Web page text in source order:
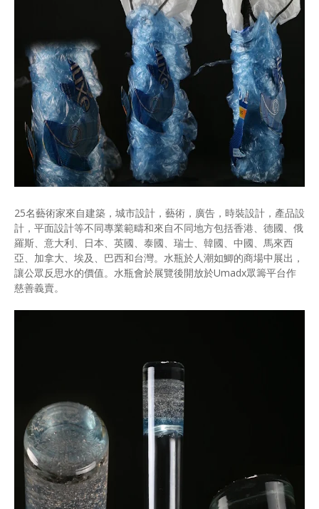
25名藝術家來自建築，城市設計，藝術，廣告，時裝設計，產品設
計，平面設計等不同專業範疇和來自不同地方包括香港、德國、俄
羅斯、意大利、日本、英國、泰國、瑞士、韓國、中國、馬來西
亞、加拿大、埃及、巴西和台灣。水瓶於人潮如鯽的商場中展出，
讓公眾反思水的價值。水瓶會於展覽後開放於Umadx眾籌平台作
慈善義賣。